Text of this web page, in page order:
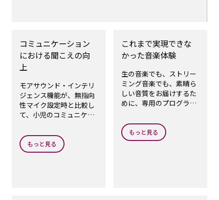
コミュニケーション
における聞こえの向
上
モアサウンド・インテリ
ジェンス機能が、無指向
性マイク設定時と比較し
て、小児のコミュニケー
向上させます。
もっと見る
これまで実現できな
かった音楽体験
生の音楽でも、ストリー
ミング音楽でも、素晴ら
しい音質をお届けするた
めに、専用のプログラ
MyMusicを創り出しまし
た。もっと見る